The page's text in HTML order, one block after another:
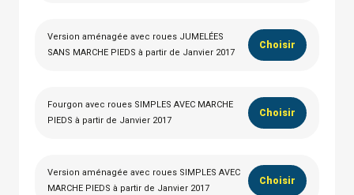
Version aménagée avec roues JUMELÉES
SANS MARCHE PIEDS à partir de Janvier 2017
Choisir
Fourgon avec roues SIMPLES AVEC MARCHE
PIEDS à partir de Janvier 2017
Choisir
Version aménagée avec roues SIMPLES AVEC
MARCHE PIEDS à partir de Janvier 2017
Choisir